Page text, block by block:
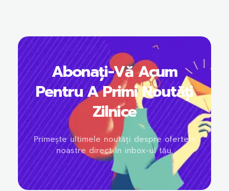
Abonați-Vă Acum
Pentru A Primi Noutăți
Zilnice
Primește ultimele noutăți despre ofertele
noastre direct în inbox-ul tău.